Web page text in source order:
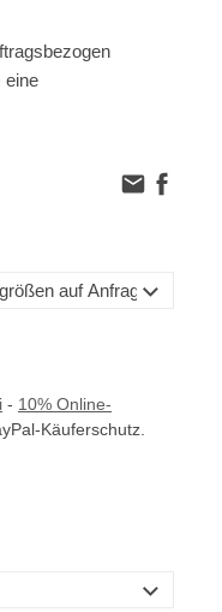
eine
- 10% Online-
Käuferschutz.